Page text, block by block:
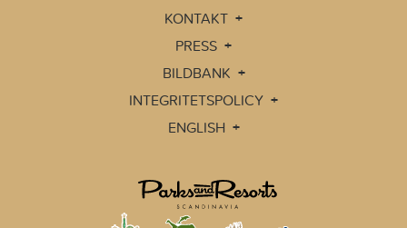
KONTAKT
PRESS
BILDBANK
INTEGRITETSPOLICY
ENGLISH